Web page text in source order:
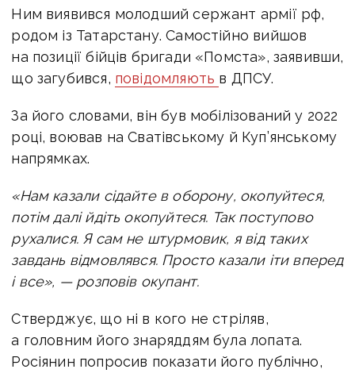
Ним виявився молодший сержант армії рф,
родом із Татарстану. Самостійно вийшов
на позиції бійців бригади «Помста», заявивши,
що загубився, повідомляють в ДПСУ.
За його словами, він був мобілізований у 2022
році, воював на Сватівському й Куп’янському
напрямках.
«Нам казали сідайте в оборону, окопуйтеся,
потім далі йдіть окопуйтеся. Так поступово
рухалися. Я сам не штурмовик, я від таких
завдань відмовлявся. Просто казали іти вперед
і все», — розповів окупант.
Стверджує, що ні в кого не стріляв,
а головним його знаряддям була лопата.
Росіянин попросив показати його публічно,